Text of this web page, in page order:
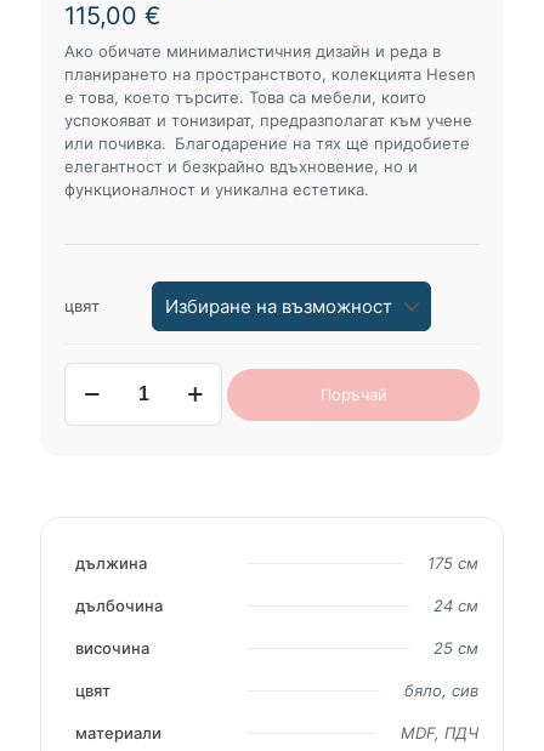
115,00 €
Ако обичате минималистичния дизайн и реда в
планирането на пространството, колекцията Hesen
е това, което търсите. Това са мебели, които
успокояват и тонизират, предразполагат към учене
или почивка. Благодарение на тях ще придобиете
елегантност и безкрайно вдъхновение, но и
функционалност и уникална естетика.
цвят
Поръчай
дължина 175 см
дълбочина 24 см
височина 25 см
цвят бяло, сив
материали MDF, ПДЧ